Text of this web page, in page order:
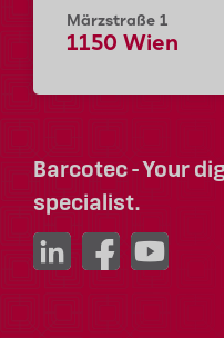
Märzstraße 1
1150 Wien
Barcotec - Your
specialist.